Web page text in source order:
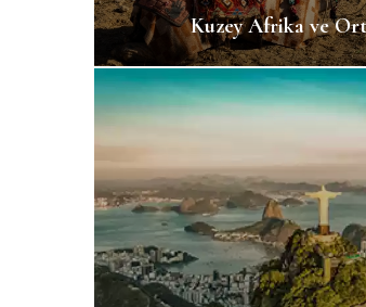
Kuzey Afrika ve